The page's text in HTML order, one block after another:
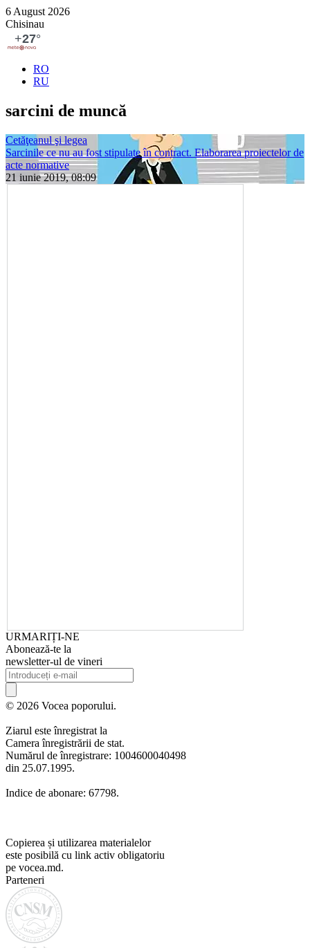
6 August 2026
Chisinau
RO
RU
sarcini de muncă
Cetăţeanul şi legea
Sarcinile ce nu au fost stipulate în contract. Elaborarea proiectelor de
acte normative
21 iunie 2019, 08:09
URMARIȚI-NE
Abonează-te la
newsletter-ul de vineri
© 2026 Vocea poporului.
Ziarul este înregistrat la
Camera înregistrării de stat.
Numărul de înregistrare: 1004600040498
din 25.07.1995.
Indice de abonare: 67798.
Copierea și utilizarea materialelor
este posibilă cu link activ obligatoriu
pe vocea.md.
Parteneri